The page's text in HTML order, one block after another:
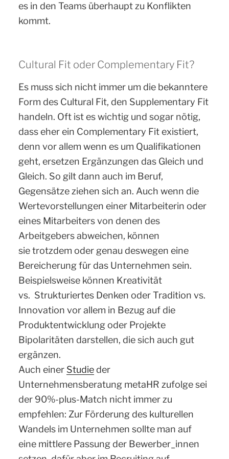
es in den Teams überhaupt zu Konflikten
kommt.
Cultural Fit oder Complementary Fit?
Es muss sich nicht immer um die bekanntere
Form des Cultural Fit, den Supplementary Fit
handeln. Oft ist es wichtig und sogar nötig,
dass eher ein Complementary Fit existiert,
denn vor allem wenn es um Qualifikationen
geht, ersetzen Ergänzungen das Gleich und
Gleich. So gilt dann auch im Beruf,
Gegensätze ziehen sich an. Auch wenn die
Wertevorstellungen einer Mitarbeiterin oder
eines Mitarbeiters von denen des
Arbeitgebers abweichen, können
sie trotzdem oder genau deswegen eine
Bereicherung für das Unternehmen sein.
Beispielsweise können Kreativität
vs. Strukturiertes Denken oder Tradition vs.
Innovation vor allem in Bezug auf die
Produktentwicklung oder Projekte
Bipolaritäten darstellen, die sich auch gut
ergänzen.
Auch einer Studieder
Unternehmensberatung metaHR zufolge sei
der 90%-plus-Match nicht immer zu
empfehlen: Zur Förderung des kulturellen
Wandels im Unternehmen sollte man auf
eine mittlere Passung der Bewerber_innen